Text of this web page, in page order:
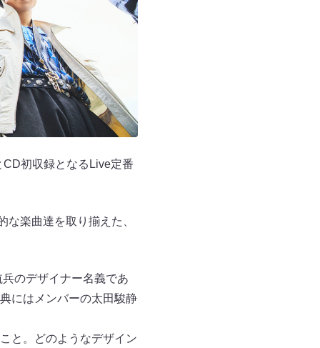
初収録となるLive定番
楽曲達を取り揃えた、
のデザイナー名義であ
にはメンバーの太⽥駿静
と。どのようなデザイン